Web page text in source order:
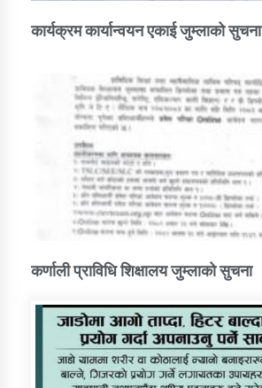
कार्यक्रम कार्यान्वयन एकाई जुम्लाको सुचना
कर्णाली प्राविधि शिक्षालय जुम्लाको सुचना